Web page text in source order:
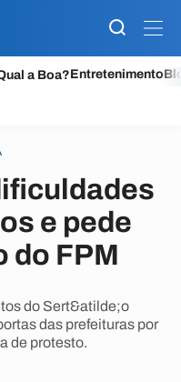
a Boa?Entretenimento
e pede
do FPM
do Sert&atilde;o
das prefeituras por
de protesto.